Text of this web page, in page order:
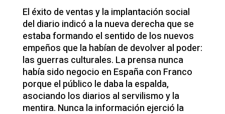
El éxito de ventas y la implantación social
del diario indicó a la nueva derecha que se
estaba formando el sentido de los nuevos
empeños que la habían de devolver al poder:
las guerras culturales. La prensa nunca
había sido negocio en España con Franco
porque el público le daba la espalda,
asociando los diarios al servilismo y la
mentira. Nunca la información ejerció la